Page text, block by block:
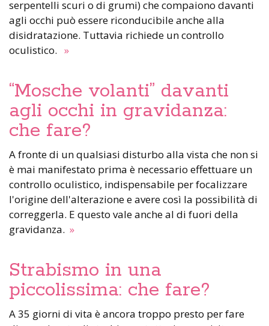
serpentelli scuri o di grumi) che compaiono davanti
agli occhi può essere riconducibile anche alla
disidratazione. Tuttavia richiede un controllo
oculistico. »
“Mosche volanti” davanti
agli occhi in gravidanza:
che fare?
A fronte di un qualsiasi disturbo alla vista che non si
è mai manifestato prima è necessario effettuare un
controllo oculistico, indispensabile per focalizzare
l'origine dell'alterazione e avere così la possibilità di
correggerla. E questo vale anche al di fuori della
gravidanza. »
Strabismo in una
piccolissima: che fare?
A 35 giorni di vita è ancora troppo presto per fare